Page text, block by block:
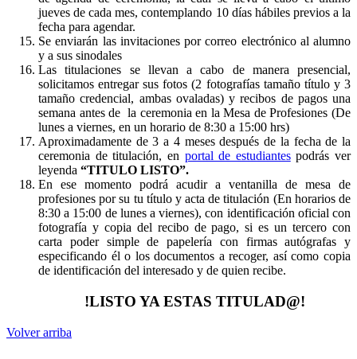
jueves de cada mes, contemplando 10 días hábiles previos a la
fecha para agendar.
Se enviarán las invitaciones por correo electrónico al alumno
y a sus sinodales
Las titulaciones se llevan a cabo de manera presencial,
solicitamos entregar sus fotos (2 fotografías tamaño título y 3
tamaño credencial, ambas ovaladas) y recibos de pagos una
semana antes de la ceremonia en la Mesa de Profesiones (De
lunes a viernes, en un horario de 8:30 a 15:00 hrs)
Aproximadamente de 3 a 4 meses después de la fecha de la
ceremonia de titulación, en portal de estudiantespodrás ver
leyenda “TITULO LISTO”.
En ese momento podrá acudir a ventanilla de mesa de
profesiones por su tu título y acta de titulación (En horarios de
8:30 a 15:00 de lunes a viernes), con identificación oficial con
fotografía y copia del recibo de pago, si es un tercero con
carta poder simple de papelería con firmas autógrafas y
especificando él o los documentos a recoger, así como copia
de identificación del interesado y de quien recibe.
!LISTO YA ESTAS TITULAD@!
Volver arriba